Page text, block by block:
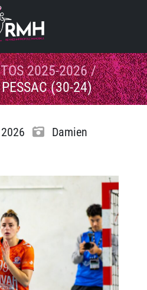
2025-2026/
(30-24)
Damien